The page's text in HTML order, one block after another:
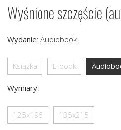
Wyśnione szczęście
Wydanie: Audiobook
Książka E-book
Wymiary:
125x195 135x215